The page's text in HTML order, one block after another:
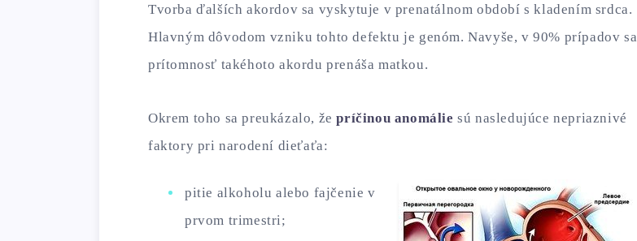
Tvorba ďalších akordov sa vyskytuje v prenatálnom období s kladením srdca.
Hlavným dôvodom vzniku tohto defektu je genóm. Navyše, v 90% prípadov sa
prítomnosť takéhoto akordu prenáša matkou.
Okrem toho sa preukázalo, žepríčinou anomálie sú nasledujúce nepriaznivé
faktory pri narodení dieťaťa:
pitie alkoholu alebo fajčenie v
prvom trimestri;